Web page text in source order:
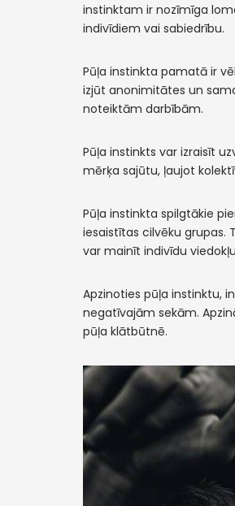
instinktam ir nozīmīga
indivīdiem vai sabiedrību.
Pūļa instinkta pamatā ir
izjūt anonimitātes un
noteiktām darbībām.
Pūļa instinkts var izraisīt
mērķa sajūtu, ļaujot
Pūļa instinkta spilgtākie
iesaistītas cilvēku grupas.
var mainīt indivīdu
Apzinoties pūļa instinktu,
negatīvajām sekām.
pūļa klātbūtnē.